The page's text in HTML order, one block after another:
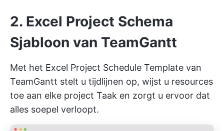
2. Excel Project Schema
Sjabloon van TeamGantt
Met het Excel Project Schedule Template van
TeamGantt stelt u tijdlijnen op, wijst u resources
toe aan elke project Taak en zorgt u ervoor dat
alles soepel verloopt.